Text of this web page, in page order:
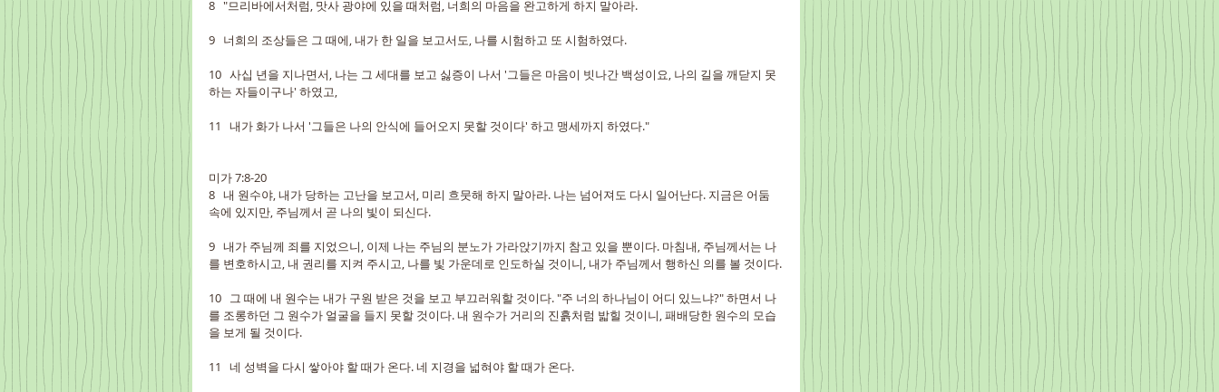
8   "므리바에서처럼, 맛사 광야에 있을 때처럼, 너희의 마음을 완고하게 하지 말아라.
9   너희의 조상들은 그 때에, 내가 한 일을 보고서도, 나를 시험하고 또 시험하였다.
10   사십 년을 지나면서, 나는 그 세대를 보고 싫증이 나서 '그들은 마음이 빗나간 백성이요, 나의 길을 깨닫지 못
하는 자들이구나' 하였고,
11   내가 화가 나서 '그들은 나의 안식에 들어오지 못할 것이다' 하고 맹세까지 하였다."
미가 7:8-20
8   내 원수야, 내가 당하는 고난을 보고서, 미리 흐뭇해 하지 말아라. 나는 넘어져도 다시 일어난다. 지금은 어둠
속에 있지만, 주님께서 곧 나의 빛이 되신다.
9   내가 주님께 죄를 지었으니, 이제 나는 주님의 분노가 가라앉기까지 참고 있을 뿐이다. 마침내, 주님께서는 나
를 변호하시고, 내 권리를 지켜 주시고, 나를 빛 가운데로 인도하실 것이니, 내가 주님께서 행하신 의를 볼 것이다.
10   그 때에 내 원수는 내가 구원 받은 것을 보고 부끄러워할 것이다. "주 너의 하나님이 어디 있느냐?" 하면서 나
를 조롱하던 그 원수가 얼굴을 들지 못할 것이다. 내 원수가 거리의 진흙처럼 밟힐 것이니, 패배당한 원수의 모습
을 보게 될 것이다.
11   네 성벽을 다시 쌓아야 할 때가 온다. 네 지경을 넓혀야 할 때가 온다.